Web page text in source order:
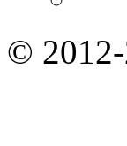
© 2012-